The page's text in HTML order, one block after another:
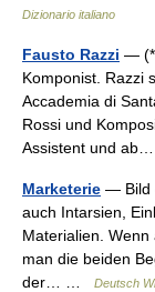
Dizionario italiano
Fausto Razzi — (*
Komponist. Razzi
Accademia di
Rossi und
Assistent und
Marketerie — Bild
auch Intarsien,
Materialien.
man die beiden
der… …
Deutsch